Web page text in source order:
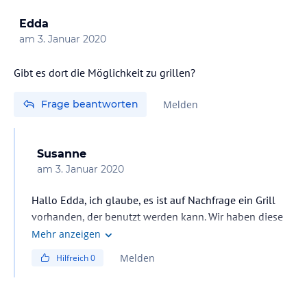
Edda
am 3. Januar 2020
Gibt es dort die Möglichkeit zu grillen?
Frage beantworten Melden
Susanne
am 3. Januar 2020
Hallo Edda, ich glaube, es ist auf Nachfrage ein Grill
vorhanden, der benutzt werden kann. Wir haben diese
Möglichkeit jedoch nicht in Anspruch genommen.
Hirtreiter nach.
Mehr anzeigen
Hilfreich0 Melden